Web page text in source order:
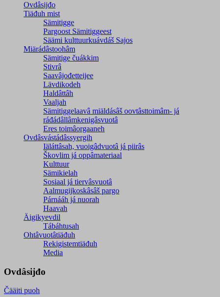
Ovdâsijđo
Tiäđuh mist
Sämitigge
Pargoost Sämitiggeest
Säämi kulttuurkuávdáš Sajos
Miärádâstoohâm
Sämitige čuákkim
Stivrâ
Saavâjođetteijee
Lävdikodeh
Haldâttâh
Vaaljah
Sämitiggelaavâ miäldásâš oovtâsttoimâm- já
ráđádâllâmkenigâsvuotâ
Eres toimâorgaaneh
Ovdâsvástádâssyergih
Iäláttâsah, vuoigâdvuotâ já piirâs
Škovlim já oppâmateriaal
Kulttuur
Sämikielah
Sosiaal já tiervâsvuotâ
Aalmugijkoskâsâš pargo
Párnááh já nuorah
Haavah
Äigikyevdil
Tábáhtusah
Ohtâvuotâtiäđuh
Rekigistemtiäđuh
Media
Ovdâsijđo
Čääiti puoh